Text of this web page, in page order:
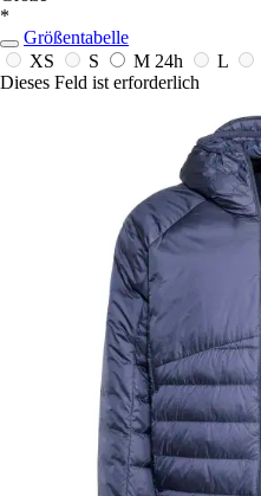
*
Größentabelle
XS
S M 24h L
Dieses Feld ist erforderlich